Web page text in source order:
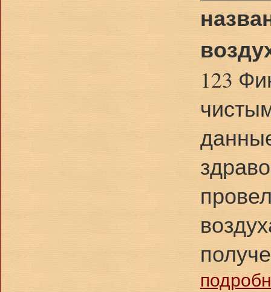
123